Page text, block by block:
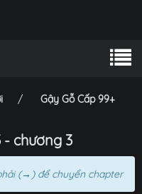
Gậy Gỗ Cấp 99+
- chương 3
(→) để chuyển chapter